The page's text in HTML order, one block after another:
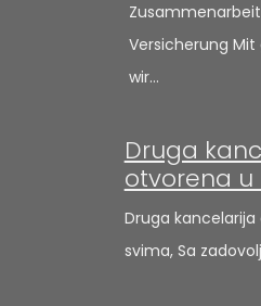
Versicherung
wir…
Druga
otvorena u
Druga
svima, Sa